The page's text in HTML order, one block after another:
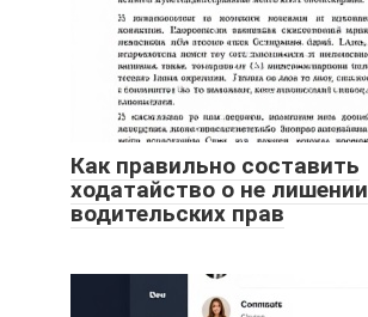
Как правильно составить
ходатайство о не лишении
водительских прав